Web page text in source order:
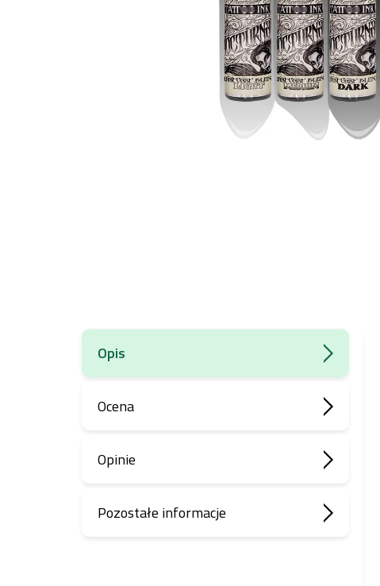
Opis
Ocena
Opinie
Pozostałe informacje